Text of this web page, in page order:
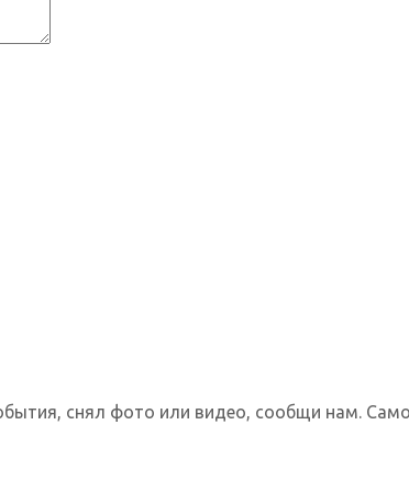
снял фото или видео, сообщи нам.